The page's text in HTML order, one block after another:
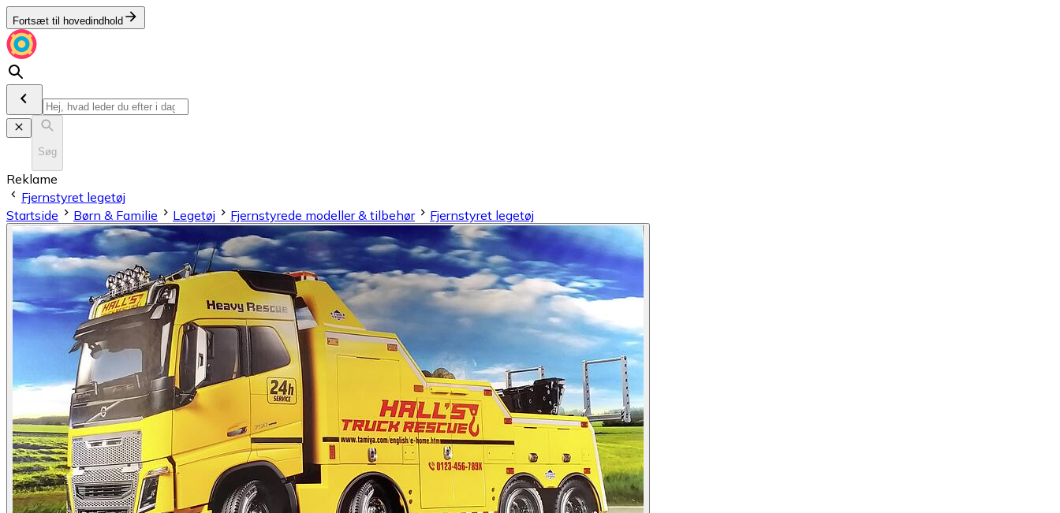
Fortsæt til hovedindhold
Søg
Reklame
Fjernstyret legetøj
Startside
Børn & Familie Legetøj Fjernstyrede modeller & tilbehør Fjernstyret legetøj